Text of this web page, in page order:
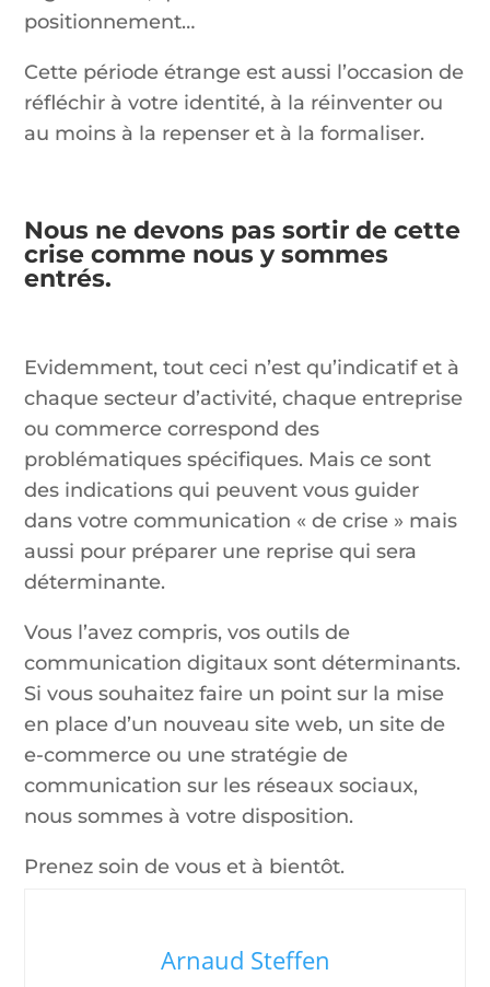
positionnement…
Cette période étrange est aussi l’occasion de
réfléchir à votre identité, à la réinventer ou
au moins à la repenser et à la formaliser.
Nous ne devons pas sortir de cette
crise comme nous y sommes
entrés.
Evidemment, tout ceci n’est qu’indicatif et à
chaque secteur d’activité, chaque entreprise
ou commerce correspond des
problématiques spécifiques. Mais ce sont
des indications qui peuvent vous guider
dans votre communication « de crise » mais
aussi pour préparer une reprise qui sera
déterminante.
Vous l’avez compris, vos outils de
communication digitaux sont déterminants.
Si vous souhaitez faire un point sur la mise
en place d’un nouveau site web, un site de
e-commerce ou une stratégie de
communication sur les réseaux sociaux,
nous sommes à votre disposition.
Prenez soin de vous et à bientôt.
Arnaud Steffen